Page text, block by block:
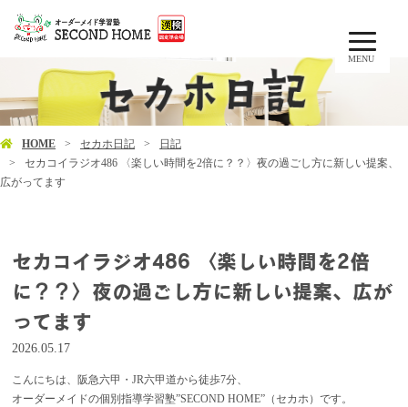
MENU
HOME セカホ日記
日記
セカコイラジオ486 〈楽しい時間を2倍に？？〉夜の過ごし方に新しい提案、
広がってます
セカコイラジオ486 〈楽しい時間を2倍
に？？〉夜の過ごし方に新しい提案、広が
ってます
2026.05.17
こんにちは、阪急六甲・JR六甲道から徒歩7分、
オーダーメイドの個別指導学習塾”SECOND HOME”（セカホ）です。